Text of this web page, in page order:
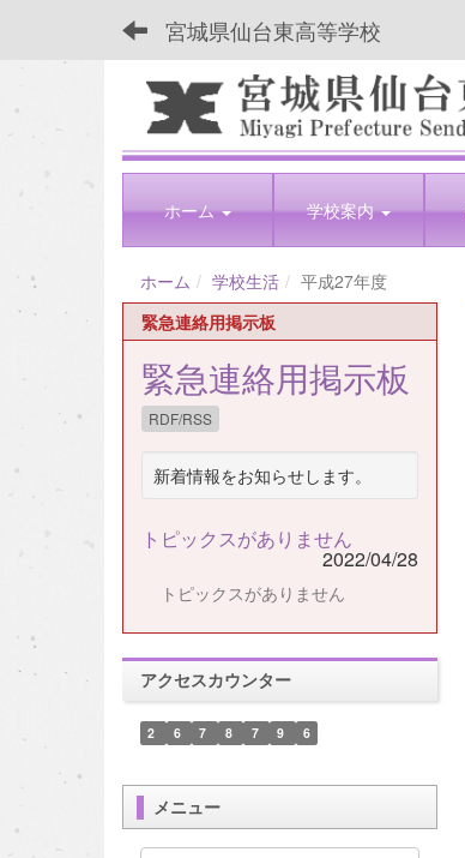
宮城県仙台東高等学校
ホーム 学校案内
ホーム 学校生活
平成27年度
緊急連絡用掲示板
緊急連絡用掲示板
RDF/RSS
新着情報をお知らせします。
トピックスがありません
2022/04/28
トピックスがありません
アクセスカウンター
2 6 7 8 7 9 6
メニュー